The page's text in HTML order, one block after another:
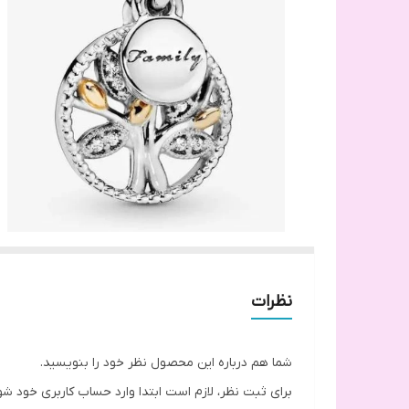
نظرات
شما هم درباره این محصول نظر خود را بنویسید.
برای ثبت نظر، لازم است ابتدا وارد حساب کاربری خود